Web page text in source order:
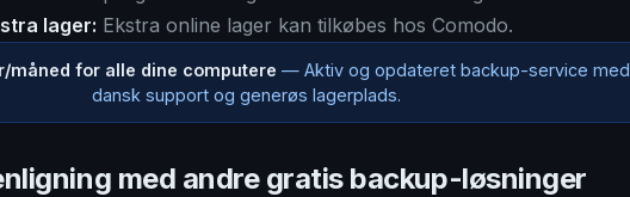
lager: Ekstra online lager kan tilkøbes hos Comodo.
måned for alle dine computere — Aktiv og opdateret backup-service med
dansk support og generøs lagerplads.
med andre gratis backup-løsninger